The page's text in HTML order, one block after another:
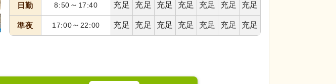
日勤 8:50 ～ 17:40 充足 充足 充足 充足 充足 充足 充足
準夜 17:00～ 22:00 充足 充足 充足 充足 充足 充足 充足